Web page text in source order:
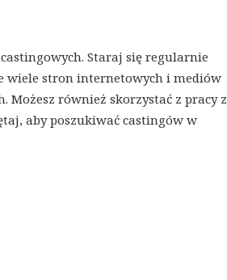
Staraj się regularnie
wiele stron internetowych i mediów
Możesz również skorzystać z pracy z
aby poszukiwać castingów w